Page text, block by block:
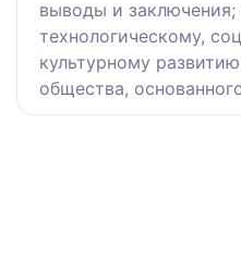
выводы и заключения;
технологическому,
культурному
общества,